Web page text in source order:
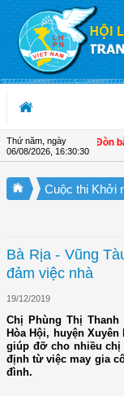
Truy cập nội dung luôn
Thứ năm, ngày
06/08/2026 16:30:30
kinh tế tư nhân - Đòn
Cuộc thi Khởi
Bà Rịa - Vũng
đảm việc nhà
19/12/2019
Chị Phùng Thị
Hòa Hội, huyện
giúp đỡ cho nhiều
định từ việc may gia
đình.